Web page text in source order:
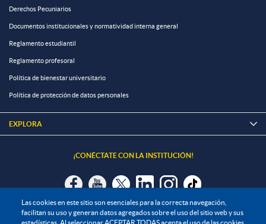
Las cookies en este sitio son esenciales para la correcta navegación,
facilitan su uso y generan datos agregados sobre el uso del sitio web y sus
Derechos Pecuniarios
Documentos institucionales y normatividad interna general
Reglamento estudiantil
Reglamento profesoral
Política de bienestar universitario
Política de protección de datos personales
EXPLORA 
¡CONÉCTATE CON LA INSTITUCIÓN!
Contáctanos